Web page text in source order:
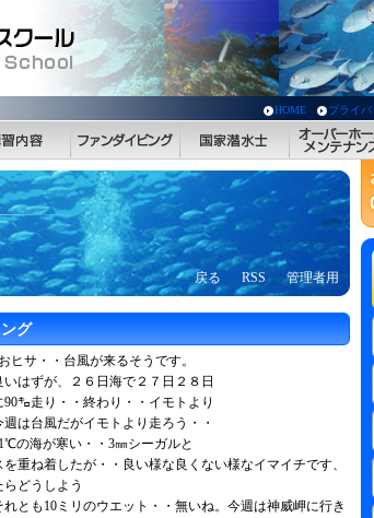
プライ
HOME
戻る
RSS 管理者用
グ
ヒサ・・台風が来るそうです。
はずが、２６日海で２７日２８日
㌔走り・・終わり・・イモトより
は台風だがイモトより走ろう・・
の海が寒い・・3㎜シーガルと
を重ね着したが・・良い様な良くない様なイマイチです、
どうしよう
れとも10ミリのウエット・・無いね。今週は神威岬に行き